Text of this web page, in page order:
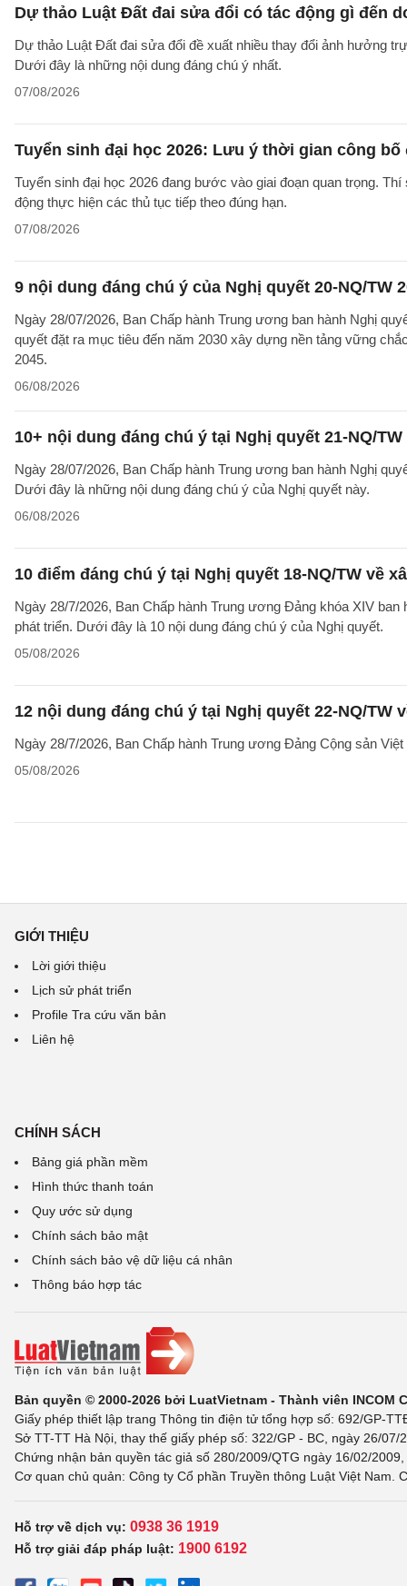
Dự thảo Luật Đất đai sửa đổi có tác động gì đến
Dự thảo Luật Đất đai sửa đổi đề xuất nhiều thay đổi ảnh hưởng
Dưới đây là những nội dung đáng chú ý nhất.
07/08/2026
Tuyển sinh đại học 2026: Lưu ý thời gian công
Tuyển sinh đại học 2026 đang bước vào giai đoạn quan trọng.
động thực hiện các thủ tục tiếp theo đúng hạn.
07/08/2026
9 nội dung đáng chú ý của Nghị quyết 20-NQ/TW
Ngày 28/07/2026, Ban Chấp hành Trung ương ban hành Nghị
quyết đặt ra mục tiêu đến năm 2030 xây dựng nền tảng vững
2045.
06/08/2026
10+ nội dung đáng chú ý tại Nghị quyết 21-NQ/TW
Ngày 28/07/2026, Ban Chấp hành Trung ương ban hành Nghị
Dưới đây là những nội dung đáng chú ý của Nghị quyết này.
06/08/2026
10 điểm đáng chú ý tại Nghị quyết 18-NQ/TW về
Ngày 28/7/2026, Ban Chấp hành Trung ương Đảng khóa XIV
phát triển. Dưới đây là 10 nội dung đáng chú ý của Nghị quyết.
05/08/2026
12 nội dung đáng chú ý tại Nghị quyết 22-NQ/TW
Ngày 28/7/2026, Ban Chấp hành Trung ương Đảng Cộng sản
05/08/2026
GIỚI THIỆU
Lời giới thiệu
Lịch sử phát triển
Profile Tra cứu văn bản
Liên hệ
CHÍNH SÁCH
Bảng giá phần mềm
Hình thức thanh toán
Quy ước sử dụng
Chính sách bảo mật
Chính sách bảo vệ dữ liệu cá nhân
Thông báo hợp tác
Bản quyền © 2000-2026 bởi LuatVietnam - Thành viên INCOM
Giấy phép thiết lập trang Thông tin điện tử tổng hợp số: 692/GP-
Sở TT-TT Hà Nội, thay thế giấy phép số: 322/GP - BC, ngày 26/
Chứng nhận bản quyền tác giả số 280/2009/QTG ngày 16/02/
Cơ quan chủ quản: Công ty Cổ phần Truyền thông Luật Việt Nam.
Hỗ trợ về dịch vụ: 0938 36 1919
Hỗ trợ giải đáp pháp luật: 1900 6192